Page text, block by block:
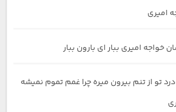
امیری
خواجه امیری ببار ای بارون ببار
تو از تنم بیرون میره چرا غمم تموم نمیشه